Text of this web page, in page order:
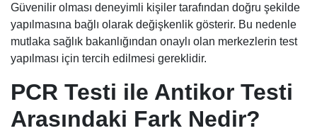
Güvenilir olması deneyimli kişiler tarafından doğru şekilde
yapılmasına bağlı olarak değişkenlik gösterir. Bu nedenle
mutlaka sağlık bakanlığından onaylı olan merkezlerin test
yapılması için tercih edilmesi gereklidir.
PCR Testi ile Antikor Testi
Arasındaki Fark Nedir?